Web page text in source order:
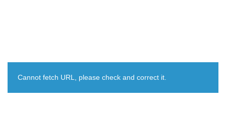
Cannot fetch URL, please check and correct it.